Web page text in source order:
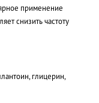
применение
снизить частоту
глицерин,